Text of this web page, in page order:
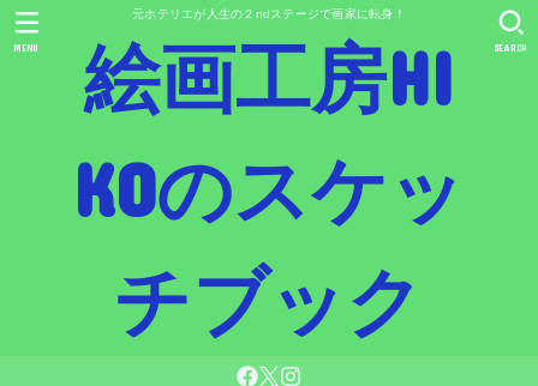
元ホテリエが人生の２ndステージで画家に転身！
絵画工房HI
KOのスケッ
チブック
SEARCH
MENU